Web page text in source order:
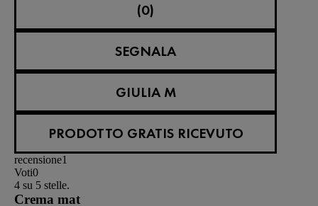
(0)
SEGNALA
GIULIA M
PRODOTTO GRATIS RICEVUTO
recensione1
Voti0
4 su 5 stelle.
Crema mat